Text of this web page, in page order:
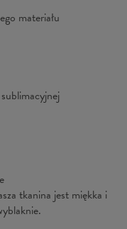
XL 2XL
materiału
tkanina jest miękka i